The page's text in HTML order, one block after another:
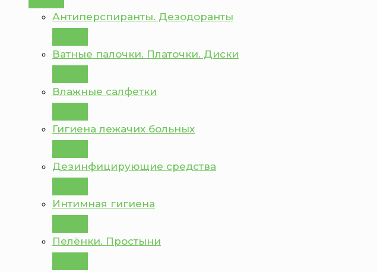
Антиперспиранты. Дезодоранты
Ватные палочки. Платочки. Диски
Влажные салфетки
Гигиена лежачих больных
Дезинфицирующие средства
Интимная гигиена
Пелёнки. Простыни